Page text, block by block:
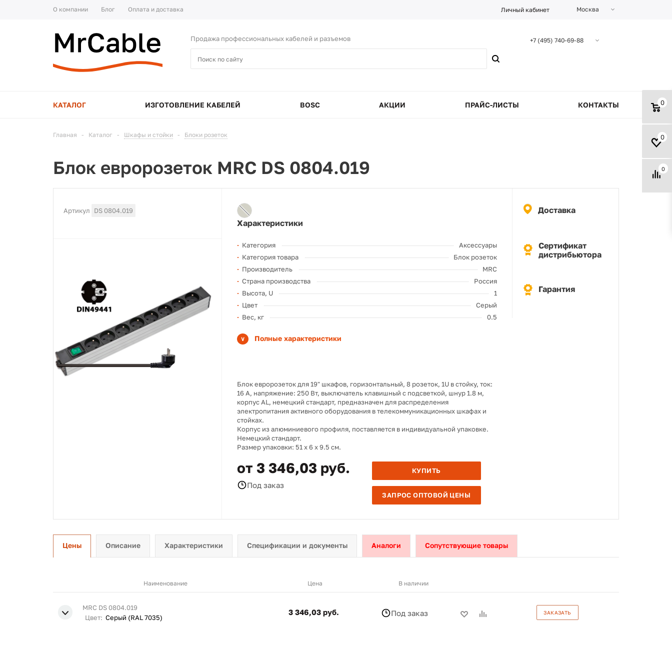
О компании Блог Оплата и доставка Личный кабинет Москва
Продажа профессиональных кабелей и разъемов +7 (495) 740-69-88
0
0
0
КАТАЛОГ ИЗГОТОВЛЕНИЕ КАБЕЛЕЙ BOSC АКЦИИ ПРАЙС-ЛИСТЫ КОНТАКТЫ
Главная - Каталог - Шкафы и стойки - Блоки розеток
Блок евророзеток MRC DS 0804.019
Артикул DS 0804.019
Характеристики
Категория
Аксессуары
Категория товара
Блок розеток
Производитель
MRC
Страна производства
Россия
Высота, U
1
Цвет
Серый
Вес, кг
0.5
Полные характеристики
Блок евророзеток для 19" шкафов, горизонтальный, 8 розеток, 1U в стойку, ток:
16 A, напряжение: 250 Вт, выключатель клавишный с подсветкой, шнур 1.8 м,
корпус AL, немецкий стандарт, предназначен для распределения
электропитания активного оборудования в телекоммуникационных шкафах и
стойках.
Корпус из алюминиевого профиля, поставляется в индивидуальной упаковке.
Немецкий стандарт.
Размер упаковки: 51 x 6 x 9.5 см.
от 3 346,03 руб.
Под заказ
КУПИТЬ
ЗАПРОС ОПТОВОЙ ЦЕНЫ
Доставка
Сертификат
дистрибьютора
Гарантия
Цены Описание Характеристики Спецификации и документы Аналоги Сопутствующие товары
Наименование Цена В наличии
MRC DS 0804.019
Цвет: Серый (RAL 7035)
3 346,03 руб. Под заказ ЗАКАЗАТЬ